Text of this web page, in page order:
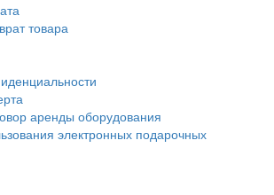
товара
аренды оборудования
электронных подарочных